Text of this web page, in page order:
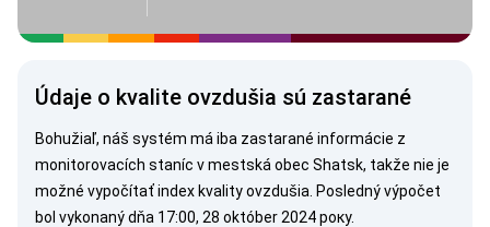
Údaje o kvalite ovzdušia sú zastarané
Bohužiaľ, náš systém má iba zastarané informácie z
monitorovacích staníc v mestská obec Shatsk, takže nie je
možné vypočítať index kvality ovzdušia. Posledný výpočet
bol vykonaný dňa 17:00, 28 október 2024 року.